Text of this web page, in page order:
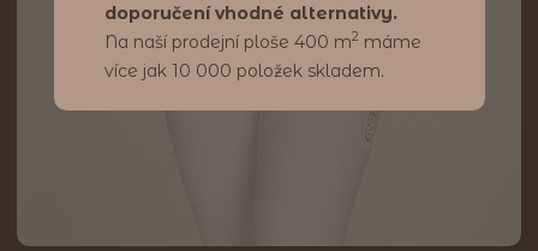
doporučení vhodné alternativy.
Na naší prodejní ploše 400 m2 máme
více jak 10 000 položek skladem.